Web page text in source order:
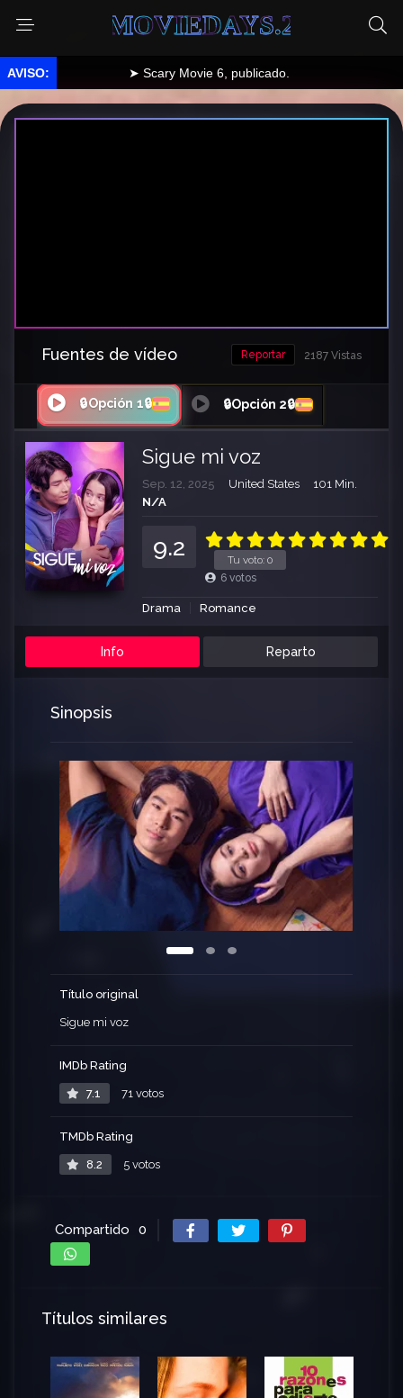
MOVIEDAYS.2
➤ Scary Movie 6, publicado.
Fuentes de vídeo 2187 Vistas
Reportar
🔒Opción 1🔒 🔒Opción 2🔒
Sigue mi voz
Sep. 12, 2025 United States
101 Min.
N/A
Tu voto: 0
9.2
6 votos
Drama Romance
Info Reparto
Sinopsis
Título original
Sigue mi voz
IMDb Rating
7.1 71 votos
TMDb Rating
8.2 5 votos
Compartido 0
Títulos similares